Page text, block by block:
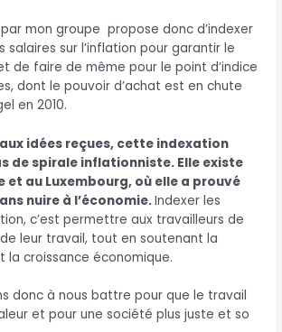
mon groupe propose donc d’indexer
salaires sur l’inflation pour garantir le
de faire de même pour le point d’indice
dont le pouvoir d’achat est en chute
en 2010.
idées reçues, cette indexation
de spirale inflationniste. Elle existe
et au Luxembourg, où elle a prouvé
nuire à l’économie.Indexer les
c’est permettre aux travailleurs de
leur travail, tout en soutenant la
la croissance économique.
donc à nous battre pour que le travail
et pour une société plus juste et so